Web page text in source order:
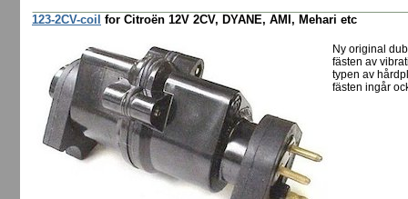
123-2CV-coil for Citroën 12V 2CV, DYANE, AMI, Mehari etc
Ny original
fästen av
typen av
fästen ingår